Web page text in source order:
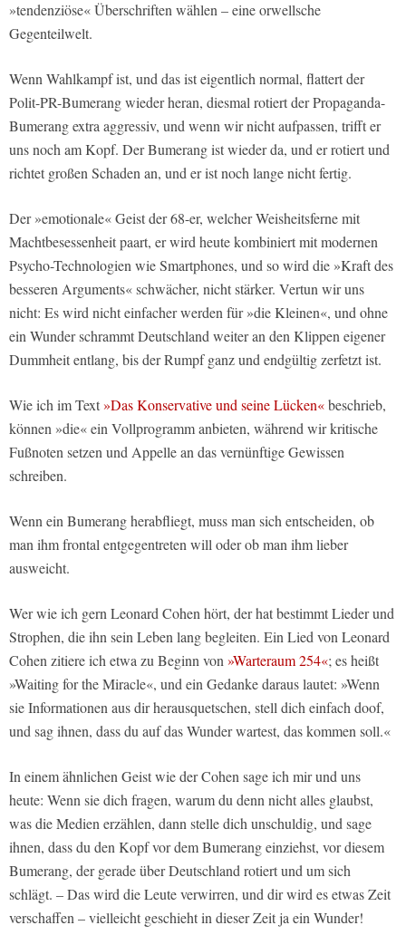
»tendenziöse« Überschriften wählen – eine orwellsche
Gegenteilwelt.
Wenn Wahlkampf ist, und das ist eigentlich normal, flattert der
Polit-PR-Bumerang wieder heran, diesmal rotiert der Propaganda-
Bumerang extra aggressiv, und wenn wir nicht aufpassen, trifft er
uns noch am Kopf. Der Bumerang ist wieder da, und er rotiert und
richtet großen Schaden an, und er ist noch lange nicht fertig.
Der »emotionale« Geist der 68-er, welcher Weisheitsferne mit
Machtbesessenheit paart, er wird heute kombiniert mit modernen
Psycho-Technologien wie Smartphones, und so wird die »Kraft des
besseren Arguments« schwächer, nicht stärker. Vertun wir uns
nicht: Es wird nicht einfacher werden für »die Kleinen«, und ohne
ein Wunder schrammt Deutschland weiter an den Klippen eigener
Dummheit entlang, bis der Rumpf ganz und endgültig zerfetzt ist.
Wie ich im Text»Das Konservative und seine Lücken«beschrieb,
können »die« ein Vollprogramm anbieten, während wir kritische
Fußnoten setzen und Appelle an das vernünftige Gewissen
schreiben.
Wenn ein Bumerang herabfliegt, muss man sich entscheiden, ob
man ihm frontal entgegentreten will oder ob man ihm lieber
ausweicht.
Wer wie ich gern Leonard Cohen hört, der hat bestimmt Lieder und
Strophen, die ihn sein Leben lang begleiten. Ein Lied von Leonard
Cohen zitiere ich etwa zu Beginn von»Warteraum 254«; es heißt
»Waiting for the Miracle«, und ein Gedanke daraus lautet: »Wenn
sie Informationen aus dir herausquetschen, stell dich einfach doof,
und sag ihnen, dass du auf das Wunder wartest, das kommen soll.«
In einem ähnlichen Geist wie der Cohen sage ich mir und uns
heute: Wenn sie dich fragen, warum du denn nicht alles glaubst,
was die Medien erzählen, dann stelle dich unschuldig, und sage
ihnen, dass du den Kopf vor dem Bumerang einziehst, vor diesem
Bumerang, der gerade über Deutschland rotiert und um sich
schlägt. – Das wird die Leute verwirren, und dir wird es etwas Zeit
verschaffen – vielleicht geschieht in dieser Zeit ja ein Wunder!